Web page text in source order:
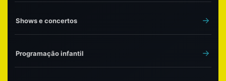
Shows e concertos
Programação infantil